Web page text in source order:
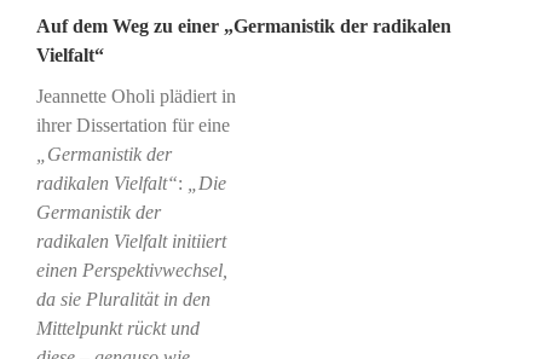
Auf dem Weg zu einer „Germanistik der radikalen
Vielfalt“
Jeannette Oholi plädiert in
ihrer Dissertation für eine
„Germanistik der
radikalen Vielfalt“:
„Die
Germanistik der
radikalen Vielfalt initiiert
einen Perspektivwechsel,
da sie Pluralität in den
Mittelpunkt rückt und